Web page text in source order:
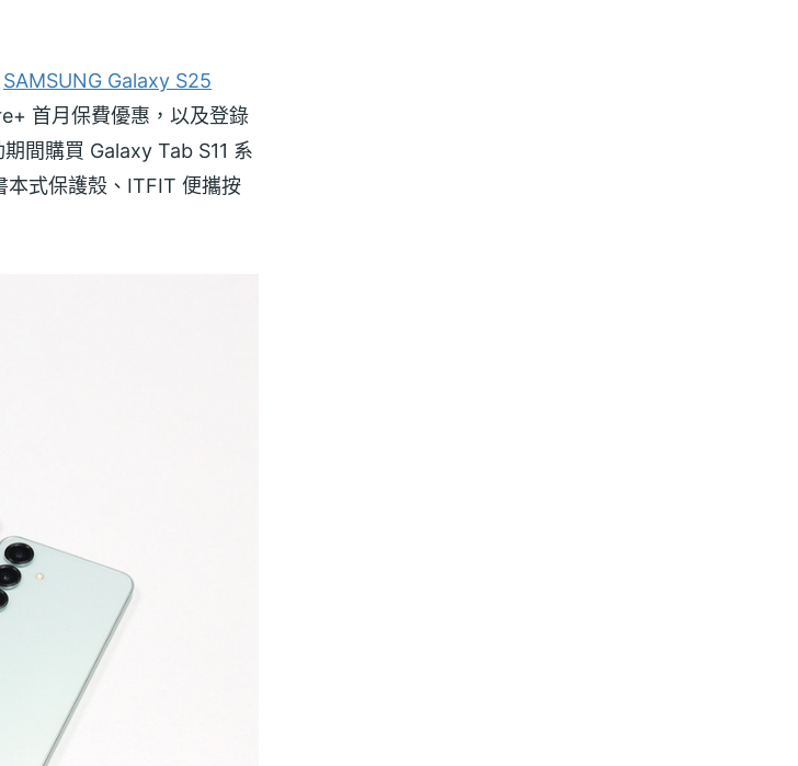
SAMSUNG Galaxy S25
首月保費優惠，以及登錄
間購買 Galaxy Tab S11 系
本式保護殼、ITFIT 便攜按